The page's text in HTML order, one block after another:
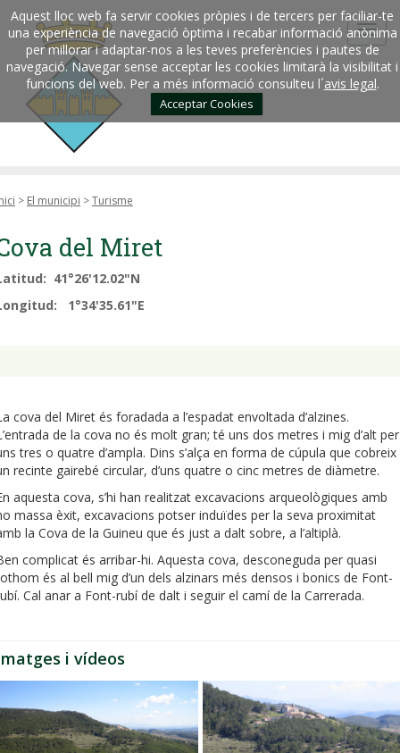
Aquest lloc web fa servir cookies pròpies i de tercers per faciliar-te
una experiència de navegació òptima i recabar informació anònima
per millorar i adaptar-nos a les teves preferències i pautes de
navegació. Navegar sense acceptar les cookies limitarà la visibilitat i
funcions del web. Per a més informació consulteu l´avis legal.
Acceptar Cookies
> El municipi >Turisme
del Miret
41°26'12.02"N
1°34'35.61"E
cova del Miret és foradada a l’espadat envoltada d’alzines.
de la cova no és molt gran; té uns dos metres i mig d’alt per
tres o quatre d’ampla. Dins s’alça en forma de cúpula que cobreix
recinte gairebé circular, d’uns quatre o cinc metres de diàmetre.
aquesta cova, s’hi han realitzat excavacions arqueològiques amb
massa èxit, excavacions potser induïdes per la seva proximitat
la Cova de la Guineu que és just a dalt sobre, a l’altiplà.
complicat és arribar-hi. Aquesta cova, desconeguda per quasi
és al bell mig d’un dels alzinars més densos i bonics de Font-
Cal anar a Font-rubí de dalt i seguir el camí de la Carrerada.
i vídeos